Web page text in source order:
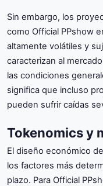
Sin embargo, los
como Official PPshow
altamente volátiles y
caracterizan al
las condiciones
significa que incluso
pueden sufrir caídas
Tokenomics y
El diseño económico
los factores más
plazo. Para Official